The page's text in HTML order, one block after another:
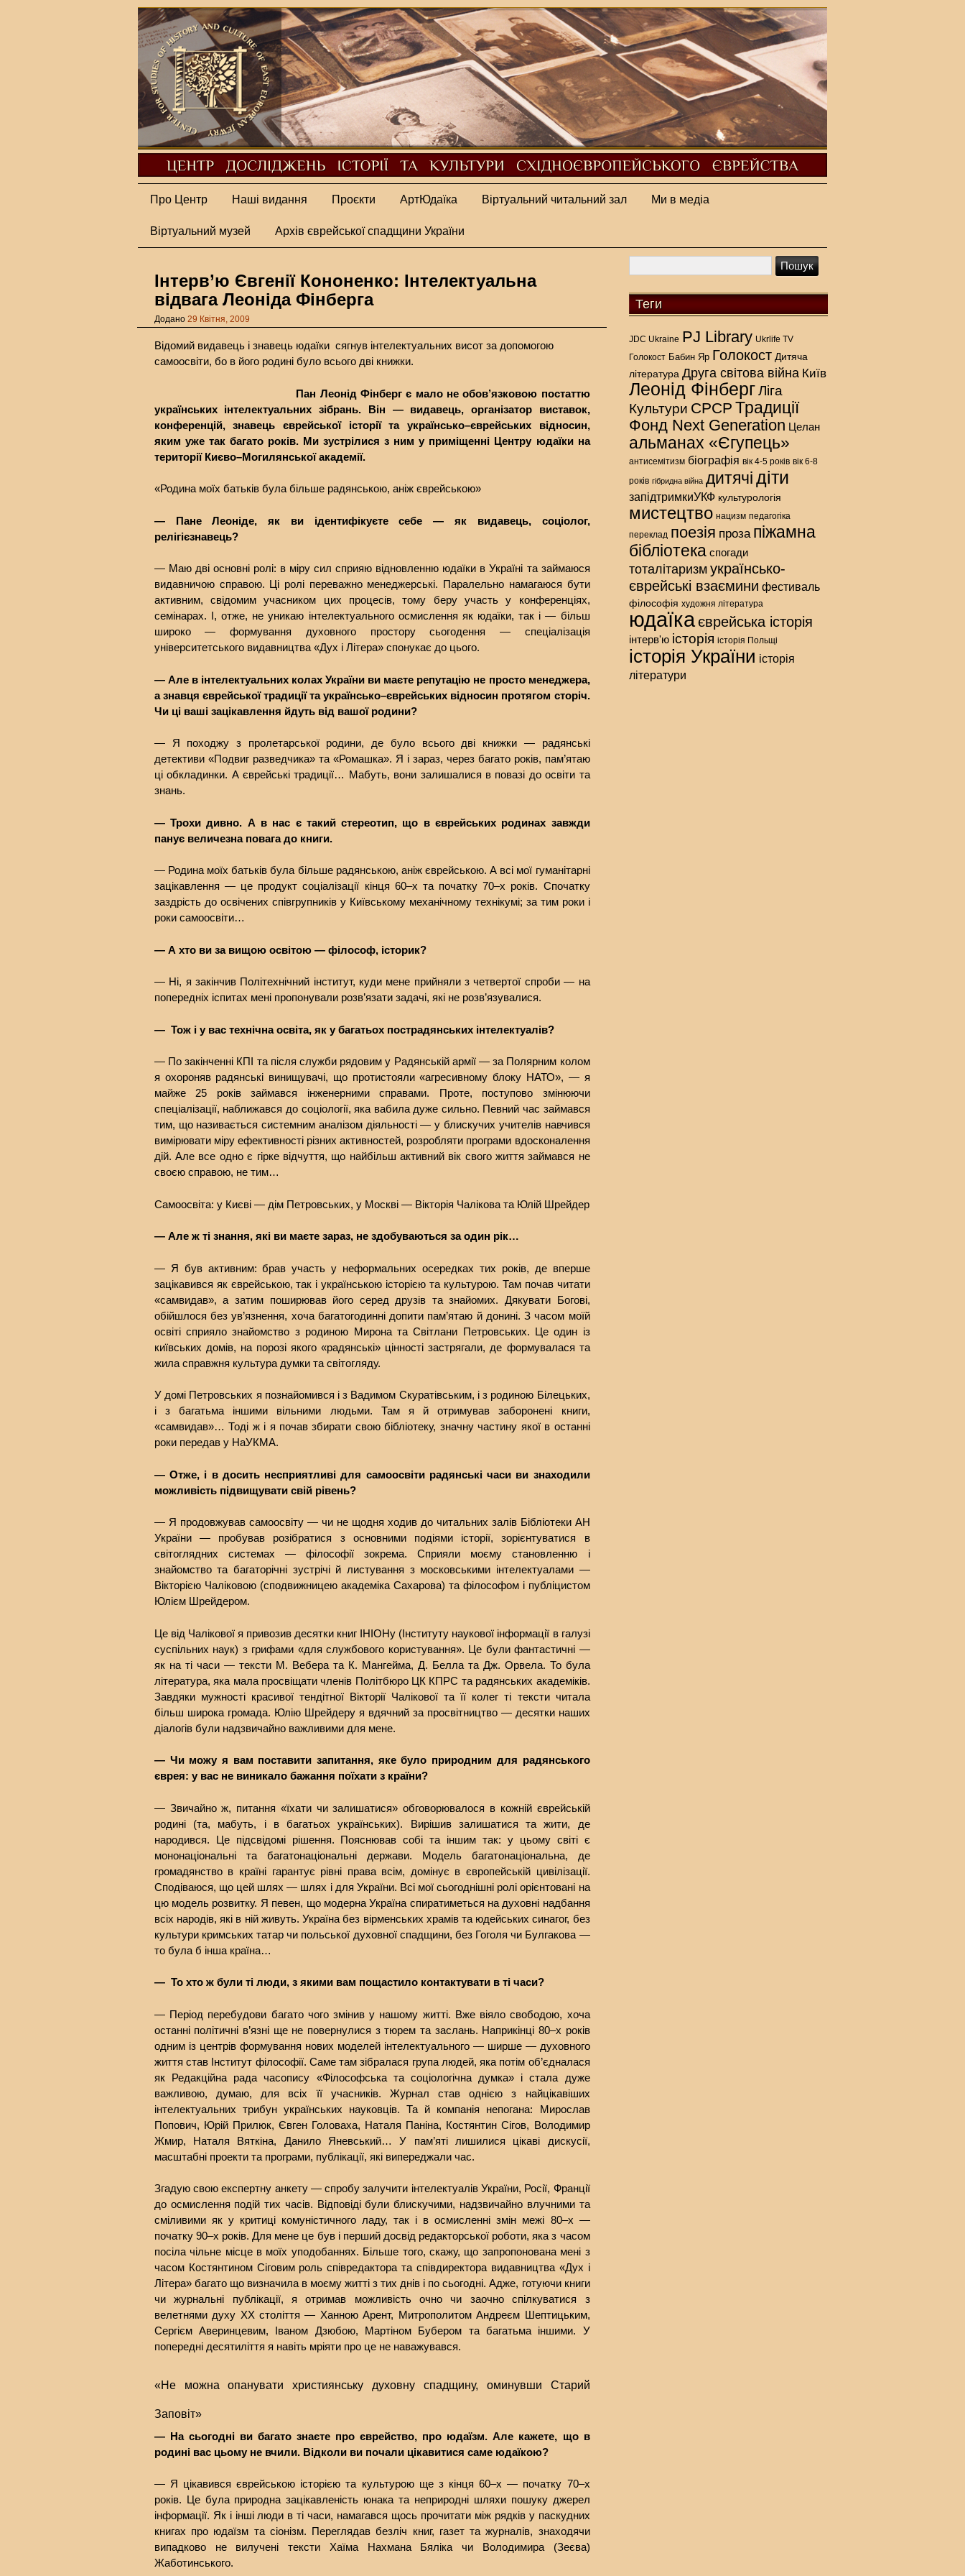
Про Центр Наші видання Проєкти АртЮдаїка Віртуальний читальний зал Ми в медіа
Віртуальний музей Архів єврейської спадщини України
Інтерв’ю Євгенії Кононенко: Інтелектуальна
відвага Леоніда Фінберга
Додано 29 Квітня, 2009
Відомий видавець і знавець юдаїки сягнув інтелектуальних висот за допомогою
самоосвіти, бо в його родині було всього дві книжки.
Пан Леонід Фінберг є мало не обов’язковою постаттю
українських інтелектуальних зібрань. Він — видавець, організатор виставок,
конференцій, знавець єврейської історії та українсько–єврейських відносин,
яким уже так багато років. Ми зустрілися з ним у приміщенні Центру юдаїки на
території Києво–Могилянської академії.
«Родина моїх батьків була більше радянською, аніж єврейською»
— Пане Леоніде, як ви ідентифікуєте себе — як видавець, соціолог,
релігієзнавець?
— Маю дві основні ролі: в міру сил сприяю відновленню юдаїки в Україні та займаюся
видавничою справою. Ці ролі переважно менеджерські. Паралельно намагаюся бути
активним, свідомим учасником цих процесів, тому беру участь у конференціях,
семінарах. І, отже, не уникаю інтелектуального осмислення як юдаїки, так і — більш
широко — формування духовного простору сьогодення — спеціалізація
університетського видавництва «Дух і Літера» спонукає до цього.
— Але в інтелектуальних колах України ви маєте репутацію не просто менеджера,
а знавця єврейської традиції та українсько–єврейських відносин протягом сторіч.
Чи ці ваші зацікавлення йдуть від вашої родини?
— Я походжу з пролетарської родини, де було всього дві книжки — радянські
детективи «Подвиг разведчика» та «Ромашка». Я і зараз, через багато років, пам’ятаю
ці обкладинки. А єврейські традиції… Мабуть, вони залишалися в повазі до освіти та
знань.
— Трохи дивно. А в нас є такий стереотип, що в єврейських родинах завжди
панує величезна повага до книги.
— Родина моїх батьків була більше радянською, аніж єврейською. А всі мої гуманітарні
зацікавлення — це продукт соціалізації кінця 60–х та початку 70–х років. Спочатку
заздрість до освічених співгрупників у Київському механічному технікумі; за тим роки і
роки самоосвіти…
— А хто ви за вищою освітою — філософ, історик?
— Ні, я закінчив Політехнічний інститут, куди мене прийняли з четвертої спроби — на
попередніх іспитах мені пропонували розв’язати задачі, які не розв’язувалися.
— Тож і у вас технічна освіта, як у багатьох пострадянських інтелектуалів?
— По закінченні КПІ та після служби рядовим у Радянській армії — за Полярним колом
я охороняв радянські винищувачі, що протистояли «агресивному блоку НАТО», — я
майже 25 років займався інженерними справами. Проте, поступово змінюючи
спеціалізації, наближався до соціології, яка вабила дуже сильно. Певний час займався
тим, що називається системним аналізом діяльності — у блискучих учителів навчився
вимірювати міру ефективності різних активностей, розробляти програми вдосконалення
дій. Але все одно є гірке відчуття, що найбільш активний вік свого життя займався не
своєю справою, не тим…
Самоосвіта: у Києві — дім Петровських, у Москві — Вікторія Чалікова та Юлій Шрейдер
— Але ж ті знання, які ви маєте зараз, не здобуваються за один рік…
— Я був активним: брав участь у неформальних осередках тих років, де вперше
зацікавився як єврейською, так і українською історією та культурою. Там почав читати
«самвидав», а затим поширював його серед друзів та знайомих. Дякувати Богові,
обійшлося без ув’язнення, хоча багатогодинні допити пам’ятаю й донині. З часом моїй
освіті сприяло знайомство з родиною Мирона та Світлани Петровських. Це один із
київських домів, на порозі якого «радянські» цінності застрягали, де формувалася та
жила справжня культура думки та світогляду.
У домі Петровських я познайомився і з Вадимом Скуратівським, і з родиною Білецьких,
і з багатьма іншими вільними людьми. Там я й отримував заборонені книги,
«самвидав»… Тоді ж і я почав збирати свою бібліотеку, значну частину якої в останні
роки передав у НаУКМА.
— Отже, і в досить несприятливі для самоосвіти радянські часи ви знаходили
можливість підвищувати свій рівень?
— Я продовжував самоосвіту — чи не щодня ходив до читальних залів Бібліотеки АН
України — пробував розібратися з основними подіями історії, зорієнтуватися в
світоглядних системах — філософії зокрема. Сприяли моєму становленню і
знайомство та багаторічні зустрічі й листування з московськими інтелектуалами —
Вікторією Чаліковою (сподвижницею академіка Сахарова) та філософом і публіцистом
Юлієм Шрейдером.
Це від Чалікової я привозив десятки книг ІНІОНу (Інституту наукової інформації в галузі
суспільних наук) з грифами «для службового користування». Це були фантастичні —
як на ті часи — тексти М. Вебера та К. Мангейма, Д. Белла та Дж. Орвела. То була
література, яка мала просвіщати членів Політбюро ЦК КПРС та радянських академіків.
Завдяки мужності красивої тендітної Вікторії Чалікової та її колег ті тексти читала
більш широка громада. Юлію Шрейдеру я вдячний за просвітництво — десятки наших
діалогів були надзвичайно важливими для мене.
— Чи можу я вам поставити запитання, яке було природним для радянського
єврея: у вас не виникало бажання поїхати з країни?
— Звичайно ж, питання «їхати чи залишатися» обговорювалося в кожній єврейській
родині (та, мабуть, і в багатьох українських). Вирішив залишатися та жити, де
народився. Це підсвідомі рішення. Пояснював собі та іншим так: у цьому світі є
мононаціональні та багатонаціональні держави. Модель багатонаціональна, де
громадянство в країні гарантує рівні права всім, домінує в європейській цивілізації.
Сподіваюся, що цей шлях — шлях і для України. Всі мої сьогоднішні ролі орієнтовані на
цю модель розвитку. Я певен, що модерна Україна спиратиметься на духовні надбання
всіх народів, які в ній живуть. Україна без вірменських храмів та юдейських синагог, без
культури кримських татар чи польської духовної спадщини, без Гоголя чи Булгакова —
то була б інша країна…
— То хто ж були ті люди, з якими вам пощастило контактувати в ті часи?
— Період перебудови багато чого змінив у нашому житті. Вже віяло свободою, хоча
останні політичні в’язні ще не повернулися з тюрем та заслань. Наприкінці 80–х років
одним із центрів формування нових моделей інтелектуального — ширше — духовного
життя став Інститут філософії. Саме там зібралася група людей, яка потім об’єдналася
як Редакційна рада часопису «Філософська та соціологічна думка» і стала дуже
важливою, думаю, для всіх її учасників. Журнал став однією з найцікавіших
інтелектуальних трибун українських науковців. Та й компанія непогана: Мирослав
Попович, Юрій Прилюк, Євген Головаха, Наталя Паніна, Костянтин Сігов, Володимир
Жмир, Наталя Вяткіна, Данило Яневський… У пам’яті лишилися цікаві дискусії,
масштабні проекти та програми, публікації, які випереджали час.
Згадую свою експертну анкету — спробу залучити інтелектуалів України, Росії, Франції
до осмислення подій тих часів. Відповіді були блискучими, надзвичайно влучними та
сміливими як у критиці комуністичного ладу, так і в осмисленні змін межі 80–х —
початку 90–х років. Для мене це був і перший досвід редакторської роботи, яка з часом
посіла чільне місце в моїх уподобаннях. Більше того, скажу, що запропонована мені з
часом Костянтином Сіговим роль співредактора та співдиректора видавництва «Дух і
Літера» багато що визначила в моєму житті з тих днів і по сьогодні. Адже, готуючи книги
чи журнальні публікації, я отримав можливість очно чи заочно спілкуватися з
велетнями духу ХХ століття — Ханною Арент, Митрополитом Андреєм Шептицьким,
Сергієм Аверинцевим, Іваном Дзюбою, Мартіном Бубером та багатьма іншими. У
попередні десятиліття я навіть мріяти про це не наважувався.
«Не можна опанувати християнську духовну спадщину, оминувши Старий
Заповіт»
— На сьогодні ви багато знаєте про єврейство, про юдаїзм. Але кажете, що в
родині вас цьо­му не вчили. Відколи ви почали цікавитися саме юдаїкою?
— Я цікавився єврейською історією та культурою ще з кінця 60–х — початку 70–х
років. Це була природна зацікавленість юнака та неприродні шляхи пошуку джерел
інформації. Як і інші люди в ті часи, намагався щось прочитати між рядків у паскудних
книгах про юдаїзм та сіонізм. Переглядав безліч книг, газет та журналів, знаходячи
випадково не вилучені тексти Хаїма Нахмана Бяліка чи Володимира (Зеєва)
Жаботинського.
Теги
JDC Ukraine PJ Library Ukrlife TV
Голокост Бабин Яр Голокост Дитяча
література Друга світова війна Київ
Леонід ФінбергЛіга
Культури СРСР Традиції
Фонд Next Generation Целан
альманах «Єгупець»
антисемітизм біографія вік 4-5 років вік 6-8
років гібридна війна дитячідіти
запідтримкиУКФ культурологія
мистецтво нацизм педагогіка
переклад поезія проза піжамна
бібліотека спогади
тоталітаризм українсько-
єврейські взаємини фестиваль
філософія художня література
юдаїкаєврейська історія
інтерв'ю історія історія Польщі
історія України історія
літератури